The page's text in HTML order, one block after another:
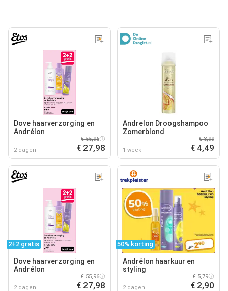
Dove haarverzorging en
Andrélon
2 dagen
€ 55,96
€ 27,98
Andrelon Droogshampoo
Zomerblond
1 week
€ 8,99
€ 4,49
2+2 gratis
Dove haarverzorging en
Andrélon
2 dagen
€ 55,96
€ 27,98
50% korting
Andrélon haarkuur en
styling
2 dagen
€ 5,79
€ 2,90